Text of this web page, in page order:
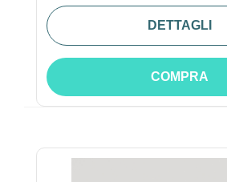
DETTAGLI
COMPRA